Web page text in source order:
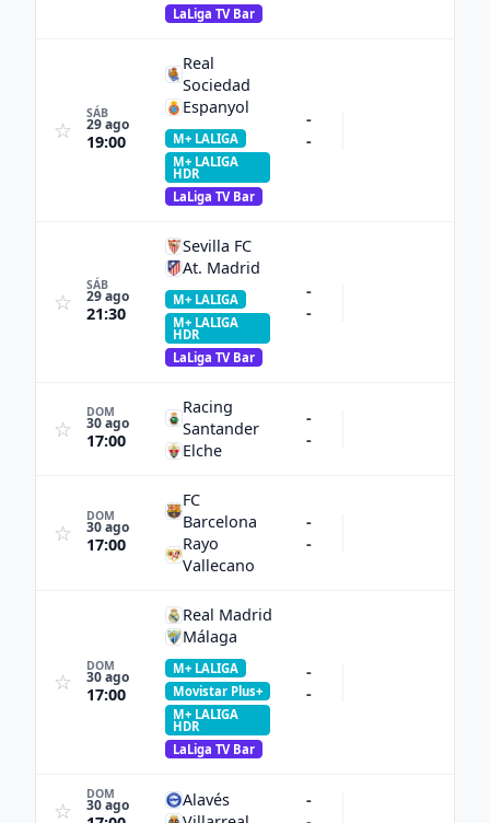
LaLiga TV Bar
☆
SÁB
29 ago
19:00
Real
Sociedad
Espanyol
M+ LALIGA
M+ LALIGA
HDR
LaLiga TV Bar
-
-
☆
SÁB
29 ago
21:30
Sevilla FC
At. Madrid
M+ LALIGA
M+ LALIGA
HDR
LaLiga TV Bar
-
-
☆
DOM
30 ago
17:00
Racing
Santander
Elche
-
-
☆
DOM
30 ago
17:00
FC
Barcelona
Rayo
Vallecano
-
-
☆
DOM
30 ago
17:00
Real Madrid
Málaga
M+ LALIGA
Movistar Plus+
M+ LALIGA
HDR
LaLiga TV Bar
-
-
☆
DOM
30 ago
Alavés
-